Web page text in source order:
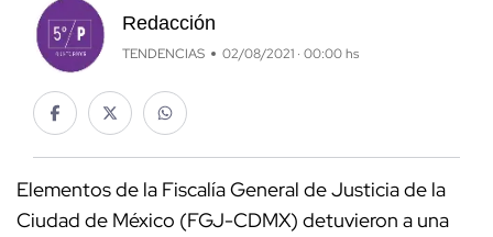
Redacción
TENDENCIAS 02/08/2021 · 00:00 hs
Elementos de la Fiscalía General de Justicia de la
Ciudad de México (FGJ-CDMX) detuvieron a una